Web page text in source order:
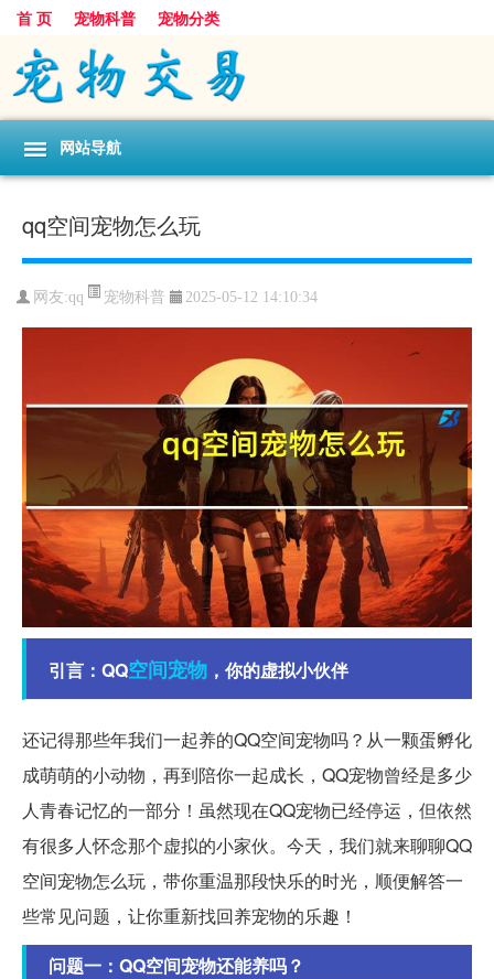
首 页 宠物科普 宠物分类
网站导航
qq空间宠物怎么玩
网友:qq 宠物科普 2025-05-12 14:10:34
引言：QQ空间宠物 ，你的虚拟小伙伴
还记得那些年我们一起养的QQ空间宠物吗？从一颗蛋孵化
成萌萌的小动物，再到陪你一起成长，QQ宠物曾经是多少
人青春记忆的一部分！虽然现在QQ宠物已经停运，但依然
有很多人怀念那个虚拟的小家伙。今天，我们就来聊聊QQ
空间宠物怎么玩，带你重温那段快乐的时光，顺便解答一
些常见问题，让你重新找回养宠物的乐趣！
问题一：QQ空间宠物还能养吗？